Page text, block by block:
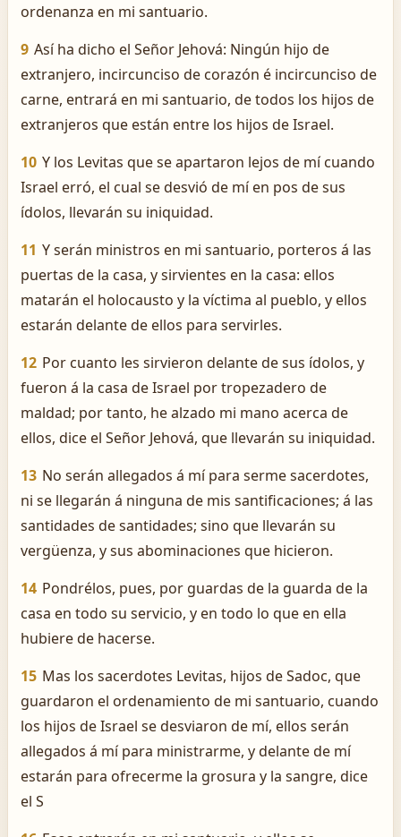
ordenanza en mi santuario.
9 Así ha dicho el Señor Jehová: Ningún hijo de
extranjero, incircunciso de corazón é incircunciso de
carne, entrará en mi santuario, de todos los hijos de
extranjeros que están entre los hijos de Israel.
10 Y los Levitas que se apartaron lejos de mí cuando
Israel erró, el cual se desvió de mí en pos de sus
ídolos, llevarán su iniquidad.
11 Y serán ministros en mi santuario, porteros á las
puertas de la casa, y sirvientes en la casa: ellos
matarán el holocausto y la víctima al pueblo, y ellos
estarán delante de ellos para servirles.
12 Por cuanto les sirvieron delante de sus ídolos, y
fueron á la casa de Israel por tropezadero de
maldad; por tanto, he alzado mi mano acerca de
ellos, dice el Señor Jehová, que llevarán su iniquidad.
13 No serán allegados á mí para serme sacerdotes,
ni se llegarán á ninguna de mis santificaciones; á las
santidades de santidades; sino que llevarán su
vergüenza, y sus abominaciones que hicieron.
14 Pondrélos, pues, por guardas de la guarda de la
casa en todo su servicio, y en todo lo que en ella
hubiere de hacerse.
15 Mas los sacerdotes Levitas, hijos de Sadoc, que
guardaron el ordenamiento de mi santuario, cuando
los hijos de Israel se desviaron de mí, ellos serán
allegados á mí para ministrarme, y delante de mí
estarán para ofrecerme la grosura y la sangre, dice
el S